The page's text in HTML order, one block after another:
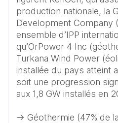
production nationale, la
Development Company
ensemble d’IPP
qu’OrPower 4 Inc
Turkana Wind Power
installée du pays atteint
soit une progression
aux 1,8 GW installés en
-> Géothermie (47% de